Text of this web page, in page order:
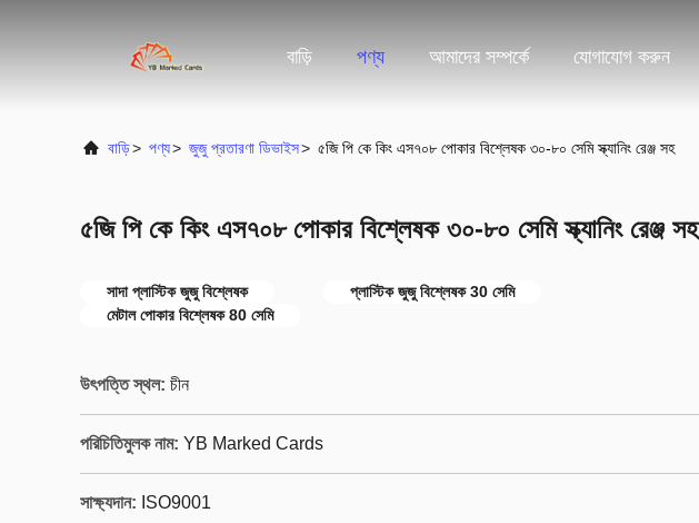
বাড়ি পণ্য আমাদের সম্পর্কে যোগাযোগ করুন
বাড়ি> পণ্য> জুজু প্রতারণা ডিভাইস> ৫জি পি কে কিং এস৭০৮ পোকার বিশ্লেষক ৩০-৮০ সেমি স্ক্যানিং রেঞ্জ সহ
৫জি পি কে কিং এস৭০৮ পোকার বিশ্লেষক ৩০-৮০ সেমি স্ক্যানিং রেঞ্জ সহ
সাদা প্লাস্টিক জুজু বিশ্লেষক
প্লাস্টিক জুজু বিশ্লেষক 30 সেমি
মেটাল পোকার বিশ্লেষক 80 সেমি
উৎপত্তি স্থল: চীন
পরিচিতিমুলক নাম: YB Marked Cards
সাক্ষ্যদান: ISO9001